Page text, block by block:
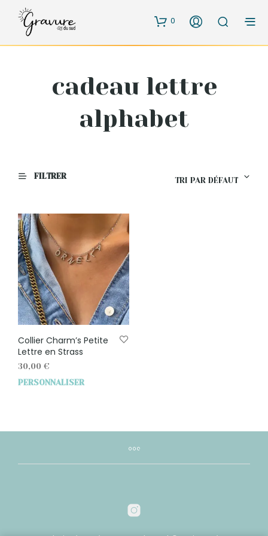
0
cadeau lettre
alphabet
FILTRER
TRI PAR DÉFAUT
Collier Charm’s Petite
Lettre en Strass
30,00 €
PERSONNALISER